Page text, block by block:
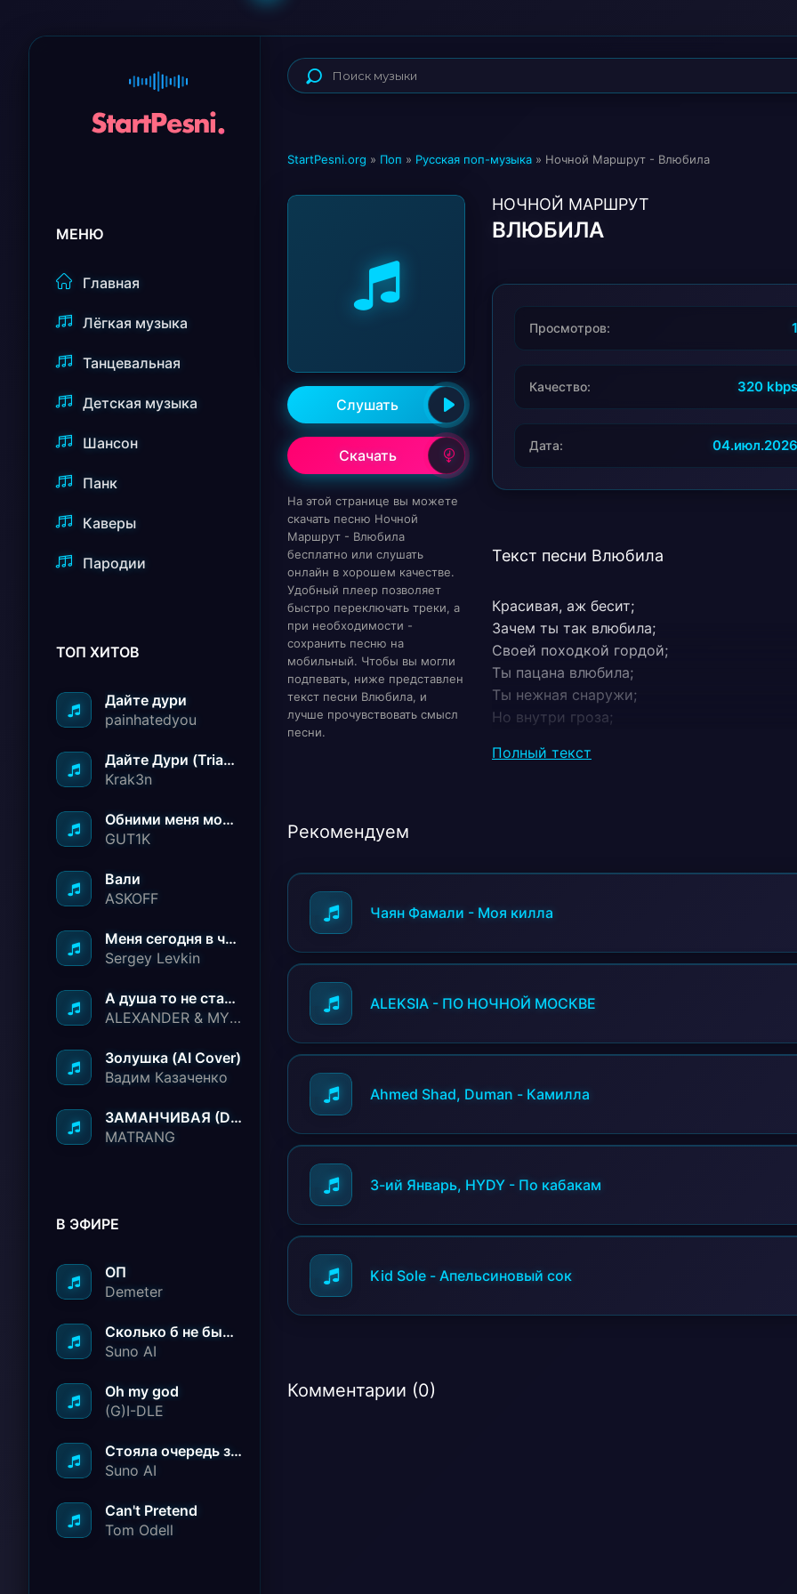
МЕНЮ
Главная
Лёгкая музыка
Танцевальная
Детская музыка
Шансон
Панк
Каверы
Пародии
ТОП ХИТОВ
Дайте дури
painhatedyou
Дайте Дури (Triad Remix)
Krak3n
Обними меня молча ничего не говори
GUT1K
Вали
ASKOFF
Меня сегодня в чёрный список занесли
Sergey Levkin
А душа то не стареет
ALEXANDER & MY FAMILY
Золушка (AI Cover)
Вадим Казаченко
ЗАМАНЧИВАЯ (Deep House Remix)
MATRANG
В ЭФИРЕ
ОП
Demeter
Сколько б не было вам лет не грустите
Suno AI
Oh my god
(G)I-DLE
Стояла очередь за радостью
Suno AI
Can't Pretend
Tom Odell
StartPesni.org » Поп » Русская поп-музыка » Ночной Маршрут - Влюбила
Слушать
Скачать
На этой странице вы можете
скачать песню Ночной
Маршрут - Влюбила
бесплатно или слушать
онлайн в хорошем качестве.
Удобный плеер позволяет
быстро переключать треки, а
при необходимости -
сохранить песню на
мобильный. Чтобы вы могли
подпевать, ниже представлен
текст песни Влюбила, и
лучше прочувствовать смысл
песни.
НОЧНОЙ МАРШРУТ
ВЛЮБИЛА
Просмотров: 1
Качество: 320 kbps
Дата: 04.июл.2026
Текст песни Влюбила
Красивая, аж бесит;
Зачем ты так влюбила;
Своей походкой гордой;
Ты пацана влюбила;
Ты нежная снаружи;
Но внутри гроза;
Смотреть в твои глаза;
Ты умеешь чаровать;
До чего ж ты хороша.
Полный текст
Рекомендуем
Чаян Фамали - Моя килла
ALEKSIA - ПО НОЧНОЙ МОСКВЕ
Ahmed Shad, Duman - Камилла
3-ий Январь, HYDY - По кабакам
Kid Sole - Апельсиновый сок
Комментарии (0)